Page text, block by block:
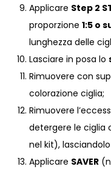
Applicare Step 2
proporzione 1:5 o
lunghezza delle
Lasciare in posa lo
Rimuovere con
colorazione ciglia;
Rimuovere
detergere le ciglia
nel kit),
Applicare SAVER